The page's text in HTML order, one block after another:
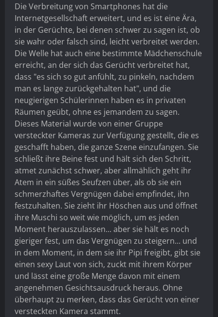
Die Verbreitung von Smartphones hat die
Internetgesellschaft erweitert, und es ist eine Ära,
in der Gerüchte, bei denen schwer zu sagen ist, ob
sie wahr oder falsch sind, leicht verbreitet werden.
Die Welle hat auch eine bestimmte Mädchenschule
erreicht, an der sich das Gerücht verbreitet hat,
dass "es sich so gut anfühlt, zu pinkeln, nachdem
man es lange zurückgehalten hat", und die
neugierigen Schülerinnen haben es in privaten
Räumen geübt, ohne es jemandem zu sagen.
Dieses Material wurde von einer Gruppe
versteckter Kameras zur Verfügung gestellt, die es
geschafft haben, die ganze Szene einzufangen. Sie
schließt ihre Beine fest und hält sich den Schritt,
atmet zunächst schwer, aber allmählich geht ihr
Atem in ein süßes Seufzen über, als ob sie ein
schmerzhaftes Vergnügen dabei empfindet, ihn
festzuhalten. Sie zieht ihr Höschen aus und öffnet
ihre Muschi so weit wie möglich, um es jeden
Moment herauszulassen... aber sie hält es noch
gieriger fest, um das Vergnügen zu steigern... und
in dem Moment, in dem sie ihr Pipi freigibt, gibt sie
einen sexy Laut von sich, zuckt mit ihrem Körper
und lässt eine große Menge davon mit einem
angenehmen Gesichtsausdruck heraus. Ohne
überhaupt zu merken, dass das Gerücht von einer
versteckten Kamera stammt.